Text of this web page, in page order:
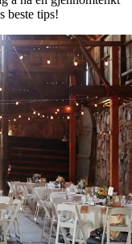
beste tips!